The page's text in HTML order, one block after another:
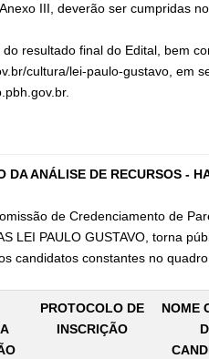
III, deverão ser cumpridas
resultado final do Edital, bem
cultura/lei-paulo-gustavo, em
DA ANÁLISE DE RECURSOS -
de Credenciamento de
LEI PAULO GUSTAVO, torna
candidatos constantes no
PROTOCOLO DE
INSCRIÇÃO
NOME